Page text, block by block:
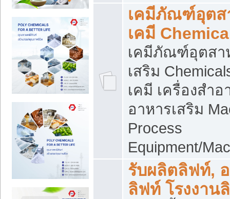
เคมีภัณฑ์อุตส
เคมี
เคมีภัณฑ์อุตสา
เสริม
เคมี เครื่องสำ
อาหารเสริม
Process
Equipment/
รับผลิตลิฟท์,
ลิฟท์ โรงงาน